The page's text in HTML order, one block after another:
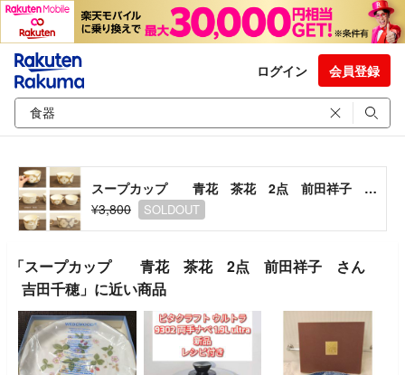
ログイン 会員登録
スープカップ 青花 茶花 2点 前田祥子 さん 吉田千穂
¥3,800
SOLDOUT
「スープカップ 青花 茶花 2点 前田祥子 さん
吉田千穂」に近い商品